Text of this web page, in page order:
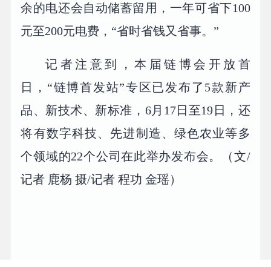
余的电还会自动储蓄留用，一年可省下100
元至200元电费，“省时省钱又省事。”
记者注意到，本届链博会开放首
日，“链博首发站”专区已发布了5款新产
品、新技术、新标准，6月17日至19日，还
将有数字科技、先进制造、绿色农业等多
个领域的22个公司在此举办发布会。（文/
记者 鹿杨 摄/记者 程功 金瑶）